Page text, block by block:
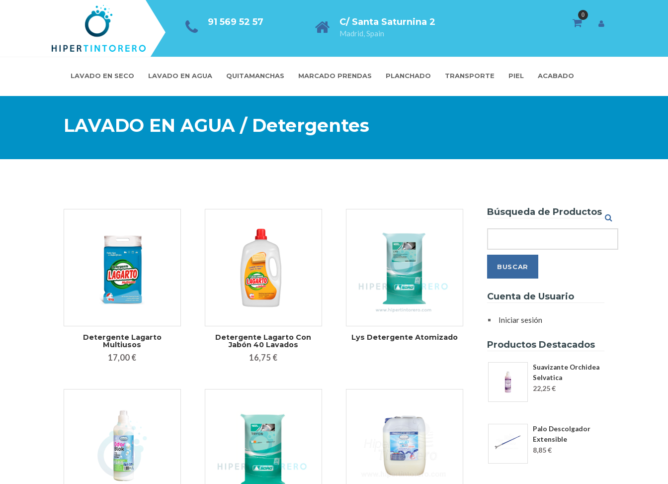
91 569 52 57 C/ Santa Saturnina 2
Madrid, Spain
LAVADO EN SECO LAVADO EN AGUA QUITAMANCHAS MARCADO PRENDAS PLANCHADO TRANSPORTE PIEL ACABADO
LAVADO EN AGUA / Detergentes
Detergente Lagarto
Multiusos
17,00 €
Detergente Lagarto Con
Jabón 40 Lavados
16,75 €
Lys Detergente Atomizado
Búsqueda de Productos
Cuenta de Usuario
Iniciar sesión
Productos Destacados
Suavizante Orchidea
Selvatica
22,25 €
Palo Descolgador
Extensible
8,85 €